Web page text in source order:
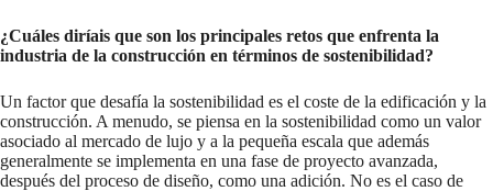
¿Cuáles diríais que son los principales retos que enfrenta la
industria de la construcción en términos de sostenibilidad?
Un factor que desafía la sostenibilidad es el coste de la edificación y la
construcción. A menudo, se piensa en la sostenibilidad como un valor
asociado al mercado de lujo y a la pequeña escala que además
generalmente se implementa en una fase de proyecto avanzada,
después del proceso de diseño, como una adición. No es el caso de